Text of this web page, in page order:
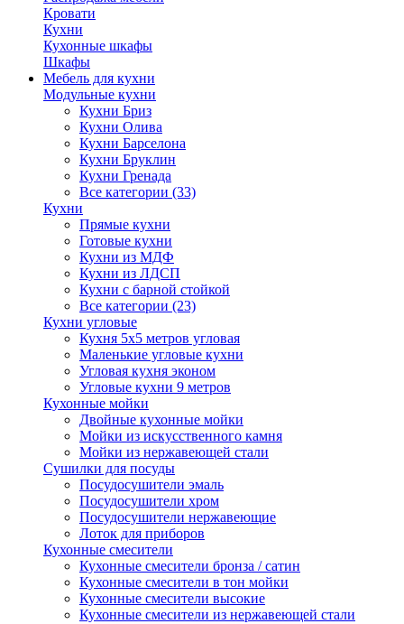
Кровати
Кухни
Кухонные шкафы
Шкафы
Мебель для кухни
Модульные кухни
Кухни Бриз
Кухни Олива
Кухни Барселона
Кухни Бруклин
Кухни Гренада
Все категории (33)
Кухни
Прямые кухни
Готовые кухни
Кухни из МДФ
Кухни из ЛДСП
Кухни с барной стойкой
Все категории (23)
Кухни угловые
Кухня 5х5 метров угловая
Маленькие угловые кухни
Угловая кухня эконом
Угловые кухни 9 метров
Кухонные мойки
Двойные кухонные мойки
Мойки из искусственного камня
Мойки из нержавеющей стали
Сушилки для посуды
Посудосушители эмаль
Посудосушители хром
Посудосушители нержавеющие
Лоток для приборов
Кухонные смесители
Кухонные смесители бронза / сатин
Кухонные смесители в тон мойки
Кухонные смесители высокие
Кухонные смесители из нержавеющей стали